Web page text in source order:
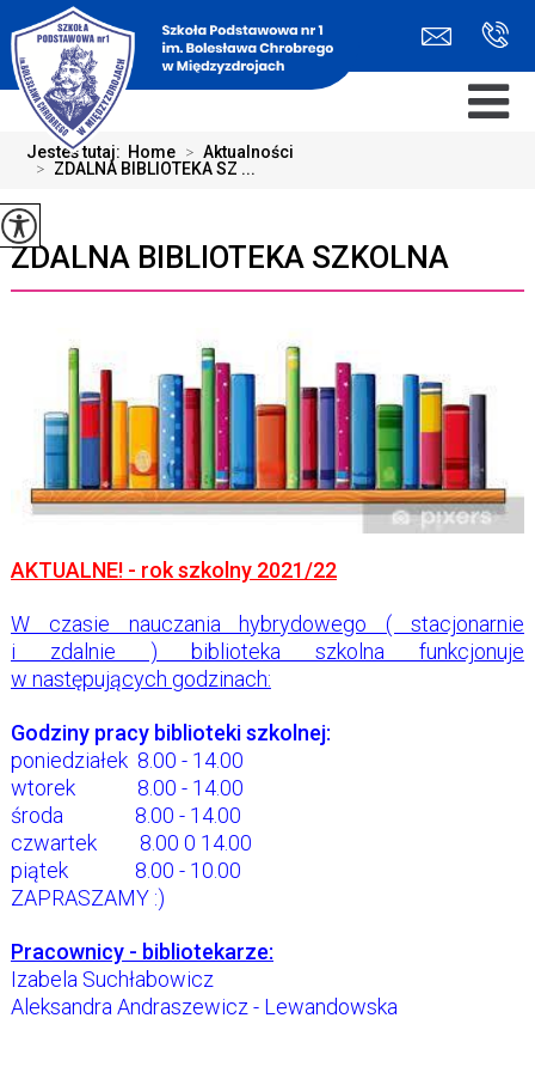
Jesteś tutaj: Home > Aktualności
> ZDALNA BIBLIOTEKA SZ ...
ZDALNA BIBLIOTEKA SZKOLNA
AKTUALNE! - rok szkolny 2021/22
W czasie nauczania hybrydowego ( stacjonarnie
i zdalnie ) biblioteka szkolna funkcjonuje
w następujących godzinach:
Godziny pracy biblioteki szkolnej:
poniedziałek 8.00 - 14.00
wtorek 8.00 - 14.00
środa 8.00 - 14.00
czwartek 8.00 0 14.00
piątek 8.00 - 10.00
ZAPRASZAMY :)
Pracownicy - bibliotekarze:
Izabela Suchłabowicz
Aleksandra Andraszewicz - Lewandowska